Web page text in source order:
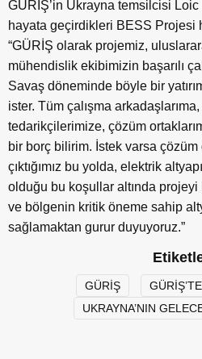
GÜRİŞ’in Ukrayna temsilcisi
hayata geçirdikleri BESS Projesi
“GÜRİŞ olarak projemiz,
mühendislik ekibimizin başarılı
Savaş döneminde böyle bir
ister. Tüm çalışma
tedarikçilerimize, çözüm
bir borç bilirim. İstek varsa çözüm
çıktığımız bu yolda, elektrik
olduğu bu koşullar altında projeyi
ve bölgenin kritik öneme sahip
sağlamaktan gurur duyuyoruz.”
GÜRİŞ
UKRAYNA’NIN